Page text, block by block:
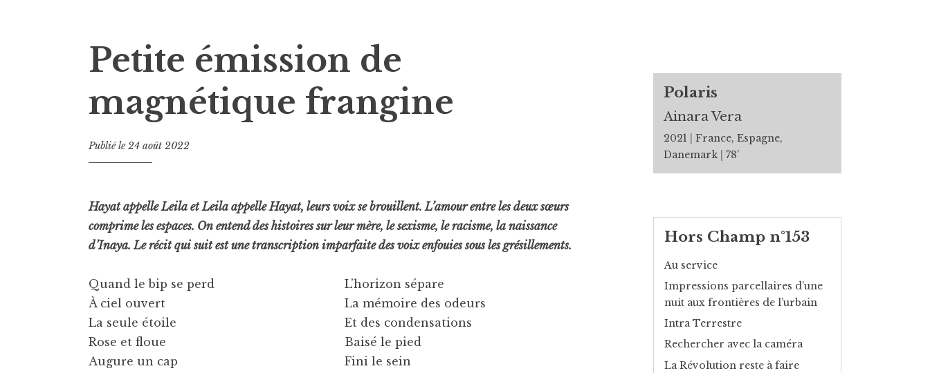
Petite émission de
magnétique frangine
Publié le24 août 2022
Hayat appelle Leila et Leila appelle Hayat, leurs voix se brouillent. L’amour entre les deux sœurs
comprime les espaces. On entend des histoires sur leur mère, le sexisme, le racisme, la naissance
d’Inaya. Le récit qui suit est une transcription imparfaite des voix enfouies sous les grésillements.
Quand le bip se perd
À ciel ouvert
La seule étoile
Rose et floue
Augure un cap
L’horizon sépare
La mémoire des odeurs
Et des condensations
Baisé le pied
Fini le sein
Polaris
Ainara Vera
2021
France, Espagne,
Danemark
78’
Hors Champ n°153
Au service
Impressions parcellaires d’une
nuit aux frontières de l’urbain
Intra Terrestre
Rechercher avec la caméra
La Révolution reste à faire